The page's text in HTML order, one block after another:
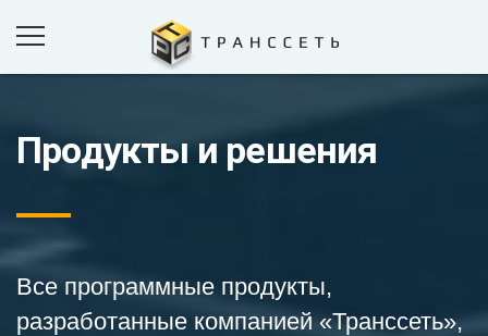
ПРОДУКТЫ И РЕШЕНИЯ
КОМПАНИЯ
КОНТАКТЫ
Продукты и решения
Все программные продукты,
разработанные компанией «Транссеть»,